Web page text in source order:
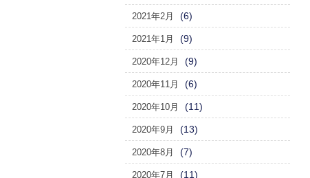
2021年2月 (6)
2021年1月 (9)
2020年12月 (9)
2020年11月 (6)
2020年10月 (11)
2020年9月 (13)
2020年8月 (7)
2020年7月 (11)